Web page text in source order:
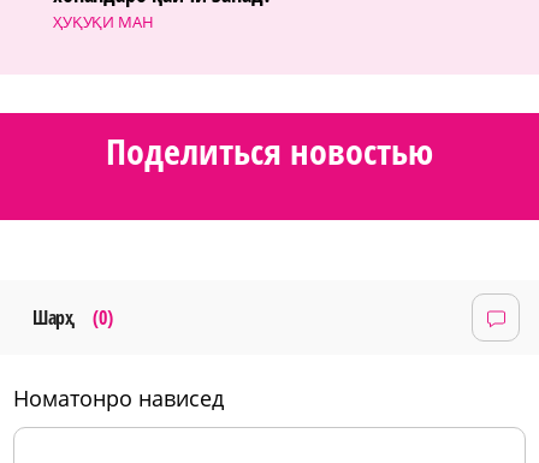
ҲУҚУҚИ МАН
Поделиться новостью
Шарҳ (0)
номатонро нависед